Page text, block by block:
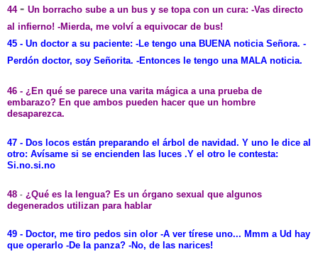
44 - Un borracho sube a un bus y se topa con un cura: -Vas directo
al infierno! -Mierda, me volví a equivocar de bus!
45 - Un doctor a su paciente: -Le tengo una BUENA noticia Señora. -
Perdón doctor, soy Señorita. -Entonces le tengo una MALA noticia.
46 - ¿En qué se parece una varita mágica a una prueba de
embarazo? En que ambos pueden hacer que un hombre
desaparezca.
47 - Dos locos están preparando el árbol de navidad. Y uno le dice al
otro: Avísame si se encienden las luces .Y el otro le contesta:
Si.no.si.no
48 - ¿Qué es la lengua? Es un órgano sexual que algunos
degenerados utilizan para hablar
49 - Doctor, me tiro pedos sin olor -A ver tírese uno... Mmm a Ud hay
que operarlo -De la panza? -No, de las narices!